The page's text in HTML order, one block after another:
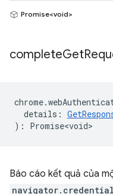
Promise<void>
completeGet
chrome.
details :
) : Promise<void>
Báo cáo kết quả của